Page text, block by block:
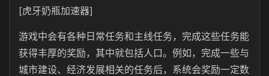
[虎牙奶瓶加速器]
游戏中会有各种日常任务和主线任务，完成这些任务能
获得丰厚的奖励，其中就包括人口。例如，完成一些与
城市建设、经济发展相关的任务后，系统会奖励一定数